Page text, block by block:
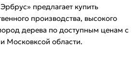
предлагает купить
производства, высокого
дерева по доступным ценам с
Московксой области.